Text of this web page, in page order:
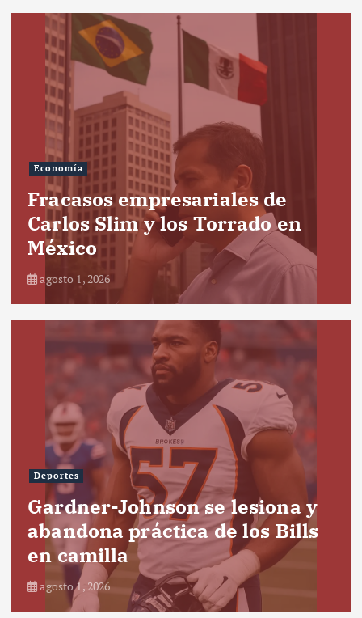
Economía
Fracasos empresariales de
Carlos Slim y los Torrado en
México
agosto 1, 2026
Deportes
Gardner-Johnson se lesiona y
abandona práctica de los Bills
en camilla
agosto 1, 2026